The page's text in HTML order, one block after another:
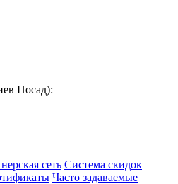
Посад):
сеть Система скидок
Часто задаваемые